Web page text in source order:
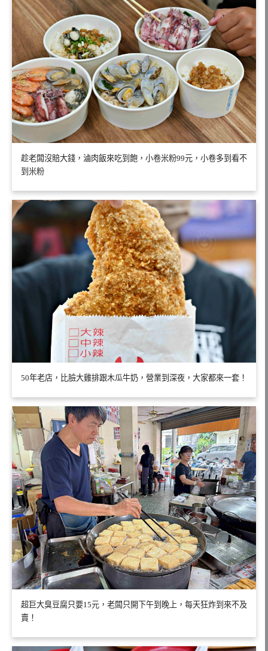
趁老闆沒賠大錢，滷肉飯來吃到飽，小卷米粉99元，小卷多到看不
到米粉
50年老店，比臉大雞排跟木瓜牛奶，營業到深夜，大家都來一套！
超巨大臭豆腐只要15元，老闆只開下午到晚上，每天狂炸到來不及
賣！